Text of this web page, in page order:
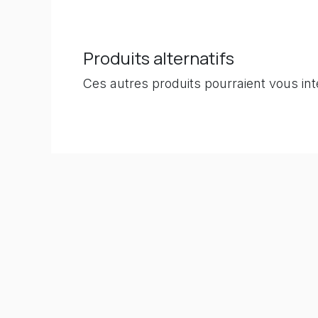
Produits alternatifs
Ces autres produits pourraient vous